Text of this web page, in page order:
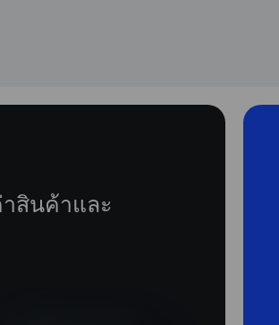
สินค้าและ